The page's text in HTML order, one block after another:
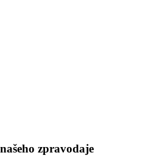
zpravodaje